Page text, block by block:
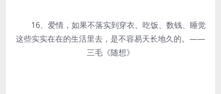
16、爱情，如果不落实到穿衣、吃饭、数钱、睡觉
这些实实在在的生活里去，是不容易天长地久的。——
三毛《随想》